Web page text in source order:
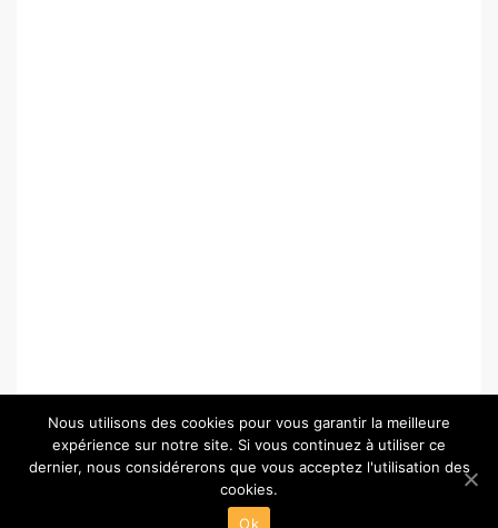
© Copyright 2026 –
Nous utilisons des cookies pour vous garantir la meilleure
expérience sur notre site. Si vous continuez à utiliser ce
dernier, nous considérerons que vous acceptez l'utilisation des
cookies.
Ok